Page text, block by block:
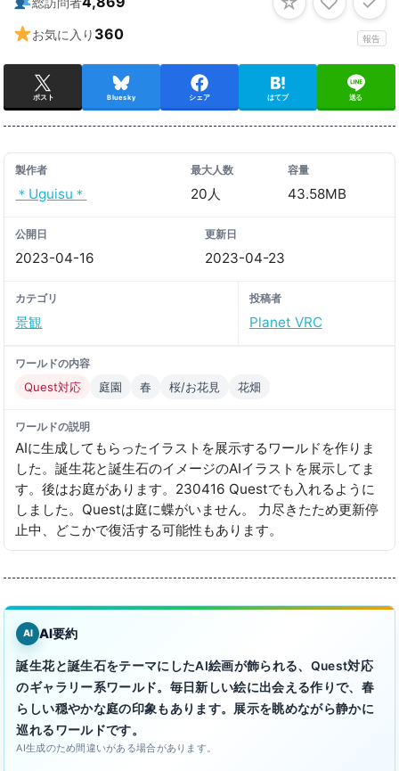
お気に入り 360 報告
ポスト Bluesky シェア はてブ 送る
製作者
＊Uguisu＊
最大人数
20人
容量
43.58MB
公開日
2023-04-16
更新日
2023-04-23
カテゴリ
景観
投稿者
Planet VRC
ワールドの内容
Quest対応 庭園 春 桜/お花見 花畑
ワールドの説明
AIに生成してもらったイラストを展示するワールドを作りま
した。誕生花と誕生石のイメージのAIイラストを展示してま
す。後はお庭があります。230416 Questでも入れるように
しました。Questは庭に蝶がいません。 力尽きたため更新停
止中、どこかで復活する可能性もあります。
AI AI要約
誕生花と誕生石をテーマにしたAI絵画が飾られる、Quest対応
のギャラリー系ワールド。毎日新しい絵に出会える作りで、春
らしい穏やかな庭の印象もあります。展示を眺めながら静かに
巡れるワールドです。
AI生成のため間違いがある場合があります。